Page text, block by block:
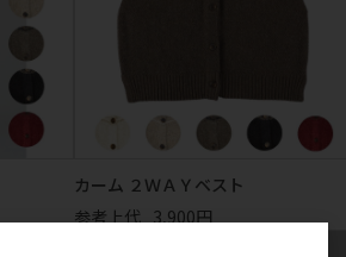
カーム ２ＷＡＹベスト
参考上代 3,900円